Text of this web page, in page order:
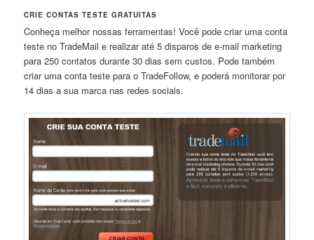
CRIE CONTAS TESTE GRATUITAS
Conheça melhor nossas ferramentas! Você pode criar uma conta
teste no TradeMail e realizar até 5 disparos de e-mail marketing
para 250 contatos durante 30 dias sem custos. Pode também
criar uma conta teste para o TradeFollow, e poderá monitorar por
14 dias a sua marca nas redes sociais.